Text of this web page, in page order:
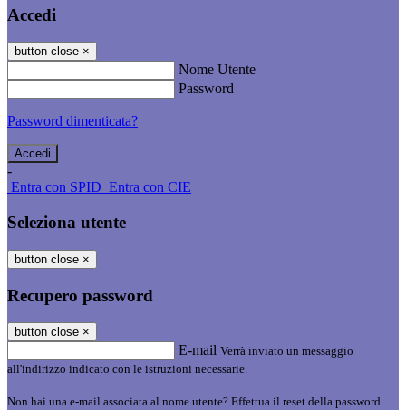
Accedi
button close ×
Nome Utente
Password
Password dimenticata?
-
Entra con SPID Entra con CIE
Seleziona utente
button close ×
Recupero password
button close ×
E-mail Verrà inviato un messaggio
all'indirizzo indicato con le istruzioni necessarie.
Non hai una e-mail associata al nome utente? Effettua il reset della password